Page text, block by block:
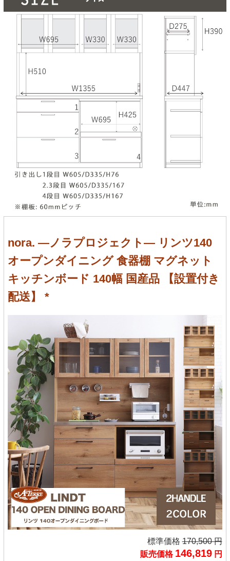
nora. ―ノラプロジェクト― リンツ140
オープンダイニング 食器棚 マグネット
キッチンボード 140幅 国産品 【設置付き
配送】 *
標準価格170,500 円
販売価格 146,819円